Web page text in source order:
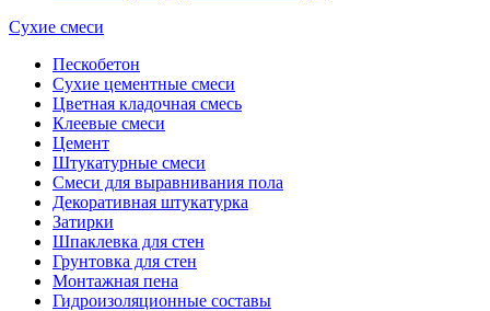
Сухие смеси
Пескобетон
Сухие цементные смеси
Цветная кладочная смесь
Клеевые смеси
Цемент
Штукатурные смеси
Смеси для выравнивания пола
Декоративная штукатурка
Затирки
Шпаклевка для стен
Грунтовка для стен
Монтажная пена
Гидроизоляционные составы